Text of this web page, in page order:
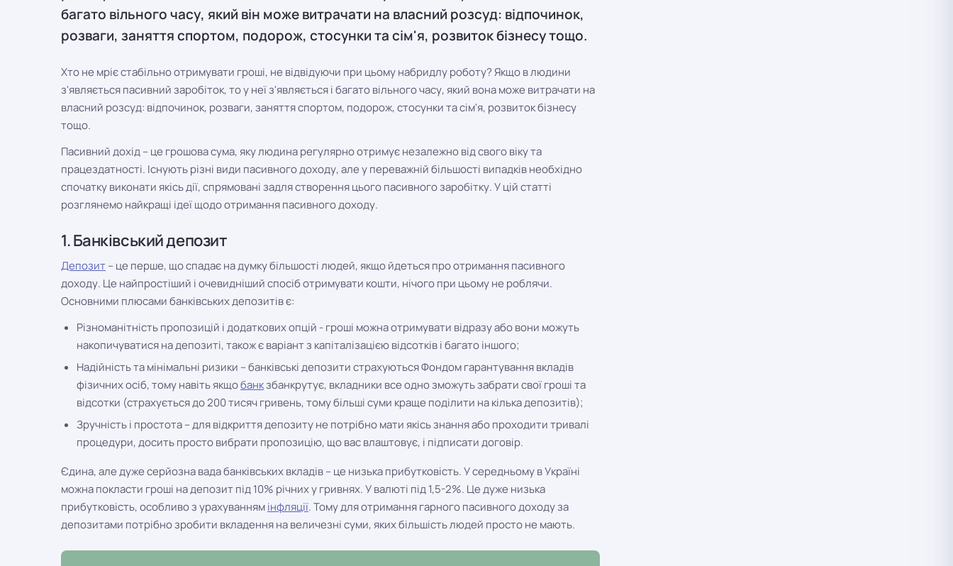
багато вільного часу, який він може витрачати на власний розсуд: відпочинок,
розваги, заняття спортом, подорож, стосунки та сім'я, розвиток бізнесу тощо.
Хто не мріє стабільно отримувати гроші, не відвідуючи при цьому набридлу роботу? Якщо в людини
з'являється пасивний заробіток, то у неї з'являється і багато вільного часу, який вона може витрачати на
власний розсуд: відпочинок, розваги, заняття спортом, подорож, стосунки та сім'я, розвиток бізнесу
тощо.
Пасивний дохід – це грошова сума, яку людина регулярно отримує незалежно від свого віку та
працездатності. Існують різні види пасивного доходу, але у переважній більшості випадків необхідно
спочатку виконати якісь дії, спрямовані задля створення цього пасивного заробітку. У цій статті
розглянемо найкращі ідеї щодо отримання пасивного доходу.
1. Банківський депозит
Депозит– це перше, що спадає на думку більшості людей, якщо йдеться про отримання пасивного
доходу. Це найпростіший і очевидніший спосіб отримувати кошти, нічого при цьому не роблячи.
Основними плюсами банківських депозитів є:
Різноманітність пропозицій і додаткових опцій - гроші можна отримувати відразу або вони можуть
накопичуватися на депозиті, також є варіант з капіталізацією відсотків і багато іншого;
Надійність та мінімальні ризики – банківські депозити страхуються Фондом гарантування вкладів
фізичних осіб, тому навіть якщобанкзбанкрутує, вкладники все одно зможуть забрати свої гроші та
відсотки (страхується до 200 тисяч гривень, тому більші суми краще поділити на кілька депозитів);
Зручність і простота – для відкриття депозиту не потрібно мати якісь знання або проходити тривалі
процедури, досить просто вибрати пропозицію, що вас влаштовує, і підписати договір.
Єдина, але дуже серйозна вада банківських вкладів – це низька прибутковість. У середньому в Україні
можна покласти гроші на депозит під 10% річних у гривнях. У валюті під 1,5-2%. Це дуже низька
прибутковість, особливо з урахуваннямінфляції. Тому для отримання гарного пасивного доходу за
депозитами потрібно зробити вкладення на величезні суми, яких більшість людей просто не мають.